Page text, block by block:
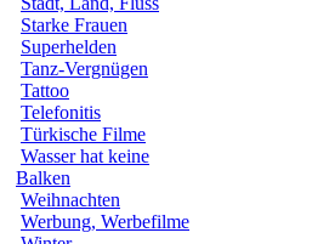
Starke Frauen
Superhelden
Tanz-Vergnügen
Tattoo
Telefonitis
Türkische Filme
Wasser hat keine
Balken
Weihnachten
Werbung, Werbefilme